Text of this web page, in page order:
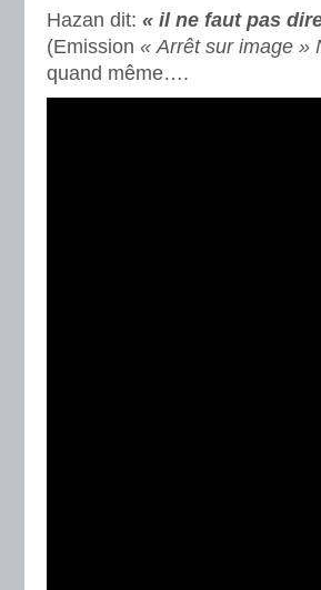
Hazan dit: « il ne faut pas
(Emission « Arrêt sur image »
quand même….